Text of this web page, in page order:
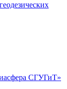
СГУГиТ»